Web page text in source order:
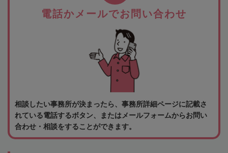
電話かメールでお問い合わせ
相談したい事務所が決まったら、事務所詳細ページに記載さ
れている電話するボタン、またはメールフォームからお問い
合わせ・相談をすることができます。